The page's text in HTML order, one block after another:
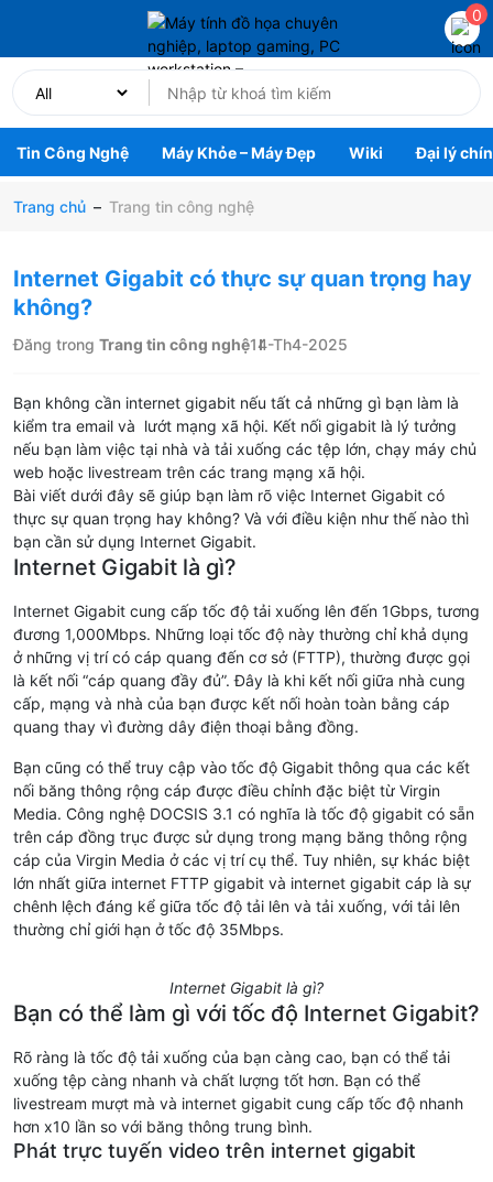
0
Tin Công Nghệ Máy Khỏe – Máy Đẹp Wiki Đại lý
Trang chủ – Trang tin công nghệ
Internet Gigabit có thực sự quan trọng hay
không?
Đăng trong Trang tin công nghệ14-Th4-2025
Bạn không cần internet gigabit nếu tất cả những gì bạn làm là
kiểm tra email và lướt mạng xã hội. Kết nối gigabit là lý tưởng
nếu bạn làm việc tại nhà và tải xuống các tệp lớn, chạy máy chủ
web hoặc livestream trên các trang mạng xã hội.
Bài viết dưới đây sẽ giúp bạn làm rõ việc Internet Gigabit có
thực sự quan trọng hay không? Và với điều kiện như thế nào thì
bạn cần sử dụng Internet Gigabit.
Internet Gigabit là gì?
Internet Gigabit cung cấp tốc độ tải xuống lên đến 1Gbps, tương
đương 1,000Mbps. Những loại tốc độ này thường chỉ khả dụng
ở những vị trí có cáp quang đến cơ sở (FTTP), thường được gọi
là kết nối “cáp quang đầy đủ”. Đây là khi kết nối giữa nhà cung
cấp, mạng và nhà của bạn được kết nối hoàn toàn bằng cáp
quang thay vì đường dây điện thoại bằng đồng.
Bạn cũng có thể truy cập vào tốc độ Gigabit thông qua các kết
nối băng thông rộng cáp được điều chỉnh đặc biệt từ Virgin
Media. Công nghệ DOCSIS 3.1 có nghĩa là tốc độ gigabit có sẵn
trên cáp đồng trục được sử dụng trong mạng băng thông rộng
cáp của Virgin Media ở các vị trí cụ thể. Tuy nhiên, sự khác biệt
lớn nhất giữa internet FTTP gigabit và internet gigabit cáp là sự
chênh lệch đáng kể giữa tốc độ tải lên và tải xuống, với tải lên
thường chỉ giới hạn ở tốc độ 35Mbps.
Internet Gigabit là gì?
Bạn có thể làm gì với tốc độ Internet Gigabit?
Rõ ràng là tốc độ tải xuống của bạn càng cao, bạn có thể tải
xuống tệp càng nhanh và chất lượng tốt hơn. Bạn có thể
livestream mượt mà và internet gigabit cung cấp tốc độ nhanh
hơn x10 lần so với băng thông trung bình.
Phát trực tuyến video trên internet gigabit